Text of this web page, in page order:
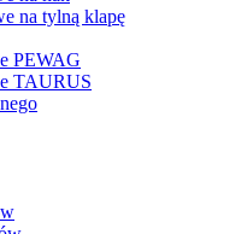
na tylną klapę
PEWAG
TAURUS